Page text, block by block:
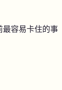
最容易卡住的事